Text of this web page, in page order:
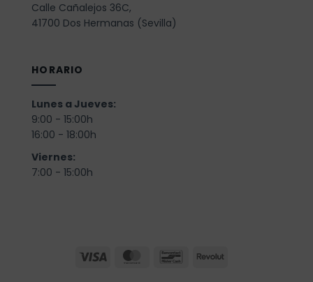
Calle Cañalejos 36C,
41700 Dos Hermanas (Sevilla)
HORARIO
Lunes a Jueves:
9:00 - 15:00h
16:00 - 18:00h
Viernes:
7:00 - 15:00h